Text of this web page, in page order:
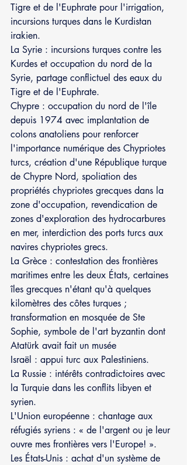
Tigre et de l'Euphrate pour l'irrigation,
incursions turques dans le Kurdistan
irakien.
La Syrie : incursions turques contre les
Kurdes et occupation du nord de la
Syrie, partage conflictuel des eaux du
Tigre et de l'Euphrate.
Chypre : occupation du nord de l'île
depuis 1974 avec implantation de
colons anatoliens pour renforcer
l'importance numérique des Chypriotes
turcs, création d'une République turque
de Chypre Nord, spoliation des
propriétés chypriotes grecques dans la
zone d'occupation, revendication de
zones d'exploration des hydrocarbures
en mer, interdiction des ports turcs aux
navires chypriotes grecs.
La Grèce : contestation des frontières
maritimes entre les deux États, certaines
îles grecques n'étant qu'à quelques
kilomètres des côtes turques ;
transformation en mosquée de Ste
Sophie, symbole de l'art byzantin dont
Atatürk avait fait un musée
Israël : appui turc aux Palestiniens.
La Russie : intérêts contradictoires avec
la Turquie dans les conflits libyen et
syrien.
L'Union européenne : chantage aux
réfugiés syriens : « de l'argent ou je leur
ouvre mes frontières vers l'Europe! ».
Les États-Unis : achat d'un système de